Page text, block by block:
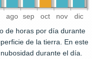
ago sep oct nov dic
de horas por día durante
de la tierra. En este
durante el día.